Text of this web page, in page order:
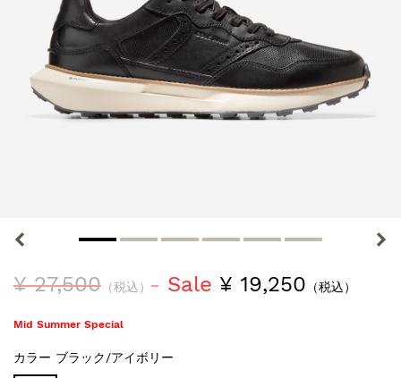
¥ 27,500 （税込） Sale ¥ 19,250 （税込）
Mid Summer Special
カラー ブラック/アイボリー